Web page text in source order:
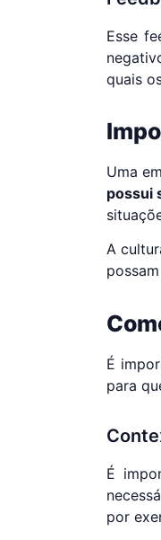
Esse
quais
Uma
possui
A
É
para
É
por